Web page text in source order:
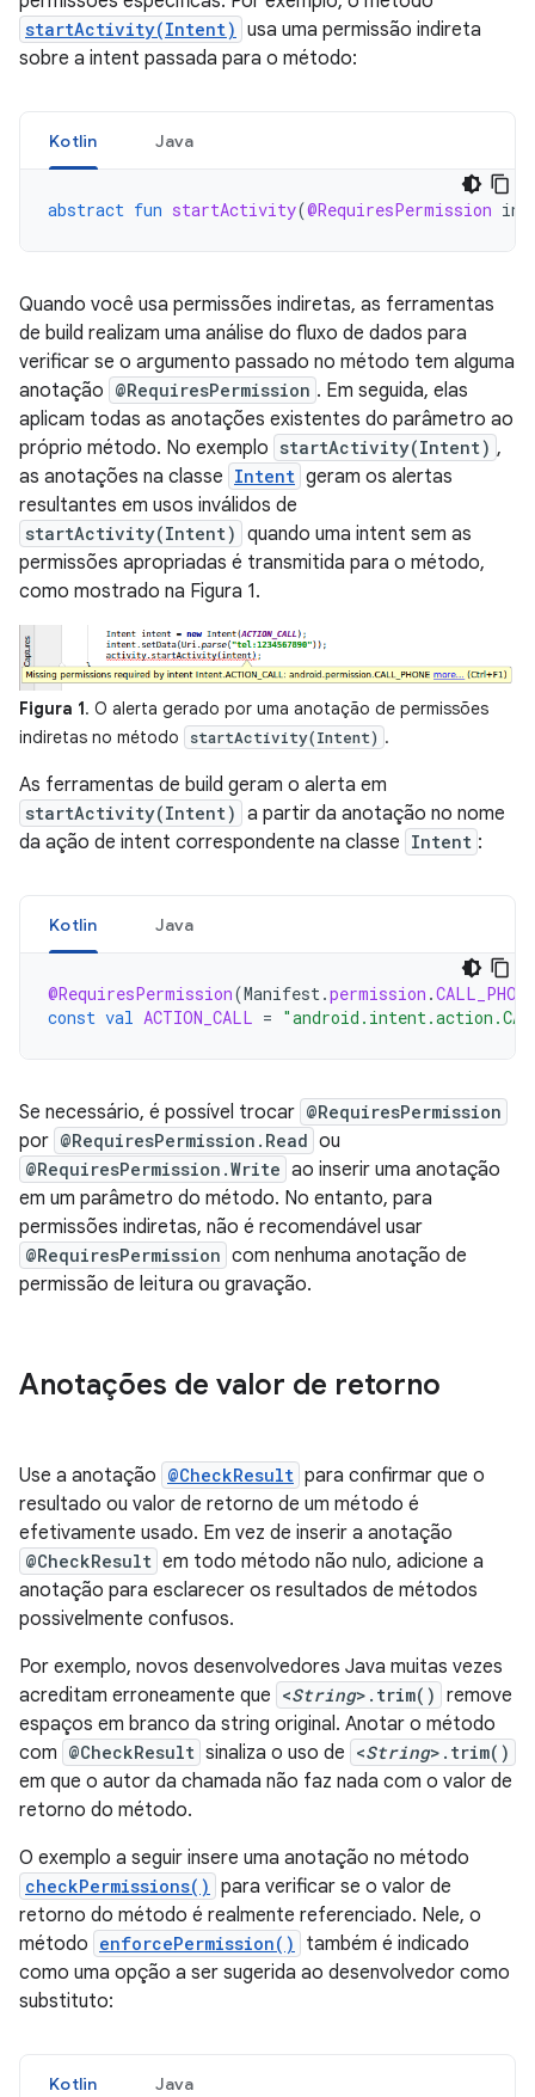
startActivity(Intent) usa uma permissão indireta
sobre a intent passada para o método:
Kotlin Java
abstract fun startActivity(@RequiresPermission
Quando você usa permissões indiretas, as ferramentas
de build realizam uma análise do fluxo de dados para
verificar se o argumento passado no método tem alguma
anotação @RequiresPermission . Em seguida, elas
aplicam todas as anotações existentes do parâmetro ao
próprio método. No exemplo startActivity(Intent) ,
as anotações na classe Intent geram os alertas
resultantes em usos inválidos de
startActivity(Intent) quando uma intent sem as
permissões apropriadas é transmitida para o método,
como mostrado na Figura 1.
Figura 1. O alerta gerado por uma anotação de permissões
indiretas no método
startActivity(Intent) .
As ferramentas de build geram o alerta em
startActivity(Intent) a partir da anotação no nome
da ação de intent correspondente na classe Intent :
Kotlin Java
@RequiresPermission(Manifest.permission .CALL_PHONE
const val ACTION_CALL =
Se necessário, é possível trocar @RequiresPermission
por @RequiresPermission.Read ou
@RequiresPermission.Write ao inserir uma anotação
em um parâmetro do método. No entanto, para
permissões indiretas, não é recomendável usar
@RequiresPermission com nenhuma anotação de
permissão de leitura ou gravação.
Anotações de valor de retorno
Use a anotação @CheckResult para confirmar que o
resultado ou valor de retorno de um método é
efetivamente usado. Em vez de inserir a anotação
@CheckResult em todo método não nulo, adicione a
anotação para esclarecer os resultados de métodos
possivelmente confusos.
Por exemplo, novos desenvolvedores Java muitas vezes
acreditam erroneamente que <String>.trim() remove
espaços em branco da string original. Anotar o método
com @CheckResult sinaliza o uso de <String>.trim()
em que o autor da chamada não faz nada com o valor de
retorno do método.
O exemplo a seguir insere uma anotação no método
checkPermissions() para verificar se o valor de
retorno do método é realmente referenciado. Nele, o
método enforcePermission()
também é indicado
como uma opção a ser sugerida ao desenvolvedor como
substituto:
Kotlin Java